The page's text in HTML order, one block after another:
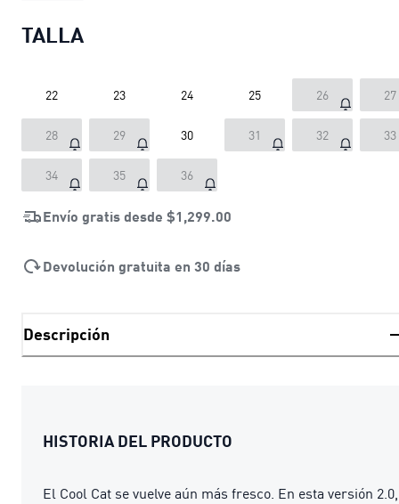
TALLA
22 23 24 25 26 27
28 29 30 31 32 33
34 35 36
Envío gratis desde $1,299.00
Devolución gratuita en 30 días
Descripción
HISTORIA DEL PRODUCTO
El Cool Cat se vuelve aún más fresco. En esta versión 2.0,